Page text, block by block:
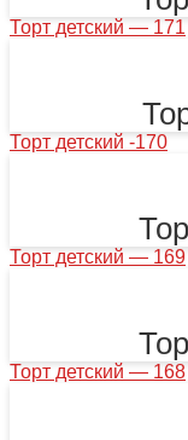
Торт детский — 171
Торт детский -170
Торт детский — 169
Торт детский — 168